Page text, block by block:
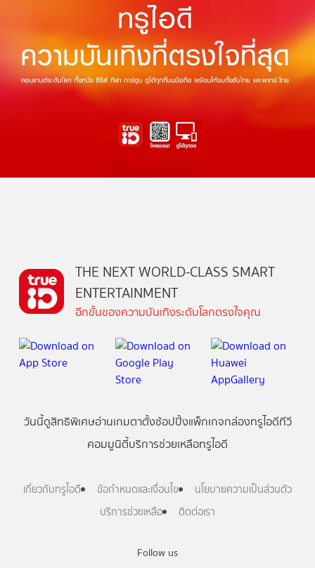
Follow us
THE NEXT WORLD-CLASS SMART
ENTERTAINMENT
อีกขั้นของความบันเทิงระดับโลกตรงใจคุณ
วันนี้ดูสิทธิพิเศษอ่านเกมตาตั้งช้อปปิ้งแพ็กเกจกล่องทรูไอดีทีวี
คอมมูนิตี้บริการช่วยเหลือทรูไอดี
เกี่ยวกับทรูไอดี ข้อกำหนดและเงื่อนไข
นโยบายความเป็นส่วนตัว
บริการช่วยเหลือ
ติดต่อเรา